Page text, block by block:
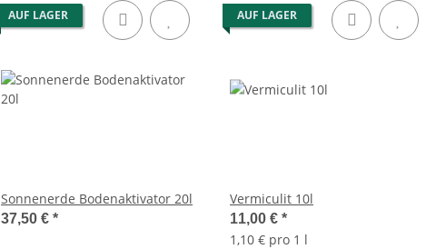
AUF LAGER
Sonnenerde Bodenaktivator 20l
37,50 € *
AUF LAGER
Vermiculit 10l
11,00 € *
1,10 € pro 1 l